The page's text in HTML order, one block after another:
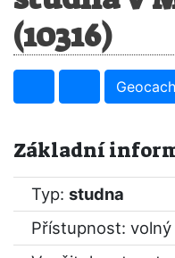
(10316)
Základní
Typ: studna
Přístupnost: